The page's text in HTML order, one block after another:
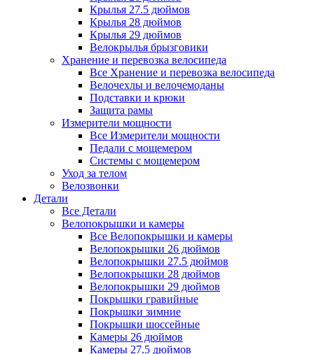
Крылья 27.5 дюймов
Крылья 28 дюймов
Крылья 29 дюймов
Велокрылья брызговики
Хранение и перевозка велосипеда
Все Хранение и перевозка велосипеда
Велочехлы и велочемоданы
Подставки и крюки
Защита рамы
Измерители мощности
Все Измерители мощности
Педали с мощемером
Системы с мощемером
Уход за телом
Велозвонки
Детали
Все Детали
Велопокрышки и камеры
Все Велопокрышки и камеры
Велопокрышки 26 дюймов
Велопокрышки 27.5 дюймов
Велопокрышки 28 дюймов
Велопокрышки 29 дюймов
Покрышки гравийные
Покрышки зимние
Покрышки шоссейные
Камеры 26 дюймов
Камеры 27.5 дюймов